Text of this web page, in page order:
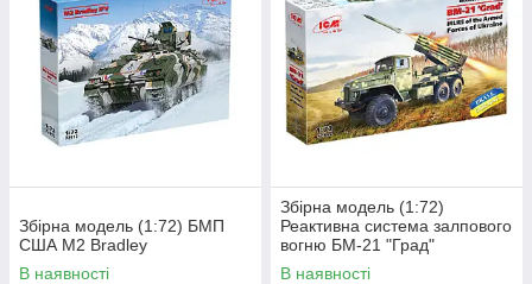
Збірна модель (1:72) БМП
США M2 Bradley
В наявності
Збірна модель (1:72)
Реактивна система залпового
вогню БM-21 "Град"
Збройних Сил України
В наявності